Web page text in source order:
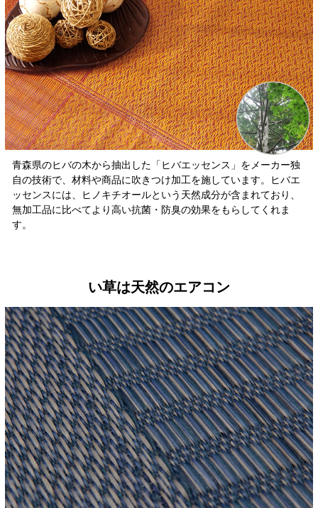
青森県のヒバの木から抽出した「ヒバエッセンス」をメーカー独
自の技術で、材料や商品に吹きつけ加工を施しています。ヒバエ
ッセンスには、ヒノキチオールという天然成分が含まれており、
無加工品に比べてより高い抗菌・防臭の効果をもらしてくれま
す。
い草は天然のエアコン